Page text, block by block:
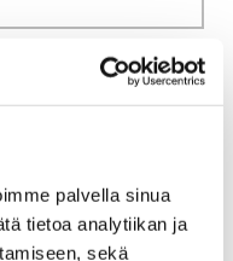
palvella sinua
tietoa analytiikan ja
sekä
Ota yhteyttä
sähköiset